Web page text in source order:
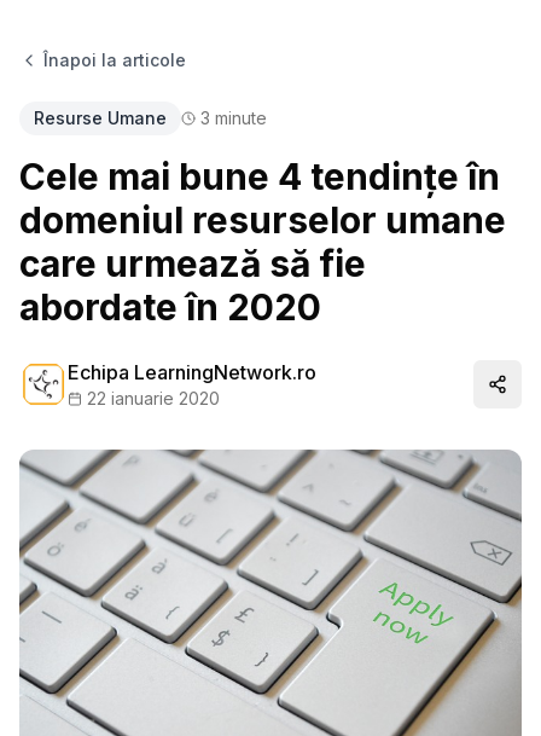
Înapoi la articole
Resurse Umane 3 minute
Cele mai bune 4 tendințe în
domeniul resurselor umane
care urmează să fie
abordate în 2020
Echipa LearningNetwork.ro
22 ianuarie 2020